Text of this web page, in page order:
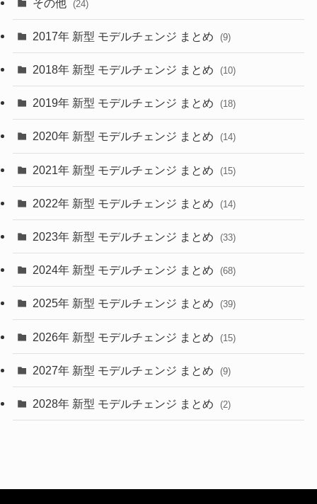
(30)
(27)
(10)
(35)
(10)
(9)
(22)
(4)
(9)
(4)
(1)
その他 (24)
2017年 新型 モデルチェンジ まとめ (9)
2018年 新型 モデルチェンジ まとめ (10)
2019年 新型 モデルチェンジ まとめ (18)
2020年 新型 モデルチェンジ まとめ (14)
2021年 新型 モデルチェンジ まとめ (15)
2022年 新型 モデルチェンジ まとめ (14)
2023年 新型 モデルチェンジ まとめ (33)
2024年 新型 モデルチェンジ まとめ (68)
2025年 新型 モデルチェンジ まとめ (39)
2026年 新型 モデルチェンジ まとめ (15)
2027年 新型 モデルチェンジ まとめ (9)
2028年 新型 モデルチェンジ まとめ (2)